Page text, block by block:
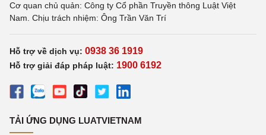
Cơ quan chủ quản: Công ty Cổ phần Truyền thông Luật Việt
Nam. Chịu trách nhiệm: Ông Trần Văn Trí
Hỗ trợ về dịch vụ: 0938 36 1919
Hỗ trợ giải đáp pháp luật: 1900 6192
TẢI ỨNG DỤNG LUATVIETNAM